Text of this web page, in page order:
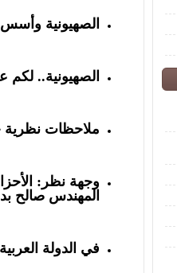
الصهيونية
الصهيونية.. لكم
ملاحظات نظرية
وجهة نظر:
المهندس صالح
في الدولة